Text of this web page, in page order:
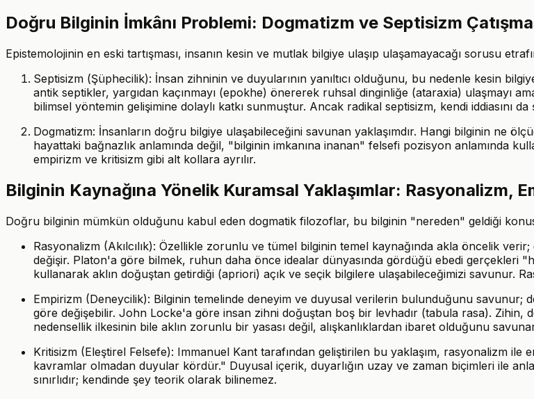
Doğru Bilginin İmkânı Problemi: Dogmatizm ve Septisizm
Epistemolojinin en eski tartışması, insanın kesin ve mutlak bilgiye ulaşıp ulaşamayacağı sorusu
Septisizm (Şüphecilik): İnsan zihninin ve duyularının yanıltıcı olduğunu, bu nedenle kesin
antik septikler, yargıdan kaçınmayı (epokhe) önererek ruhsal dinginliğe (ataraxia) ulaşmayı
bilimsel yöntemin gelişimine dolaylı katkı sunmuştur. Ancak radikal septisizm, kendi iddiasını
Dogmatizm: İnsanların doğru bilgiye ulaşabileceğini savunan yaklaşımdır. Hangi bilginin ne
hayattaki bağnazlık anlamında değil, "bilginin imkanına inanan" felsefi pozisyon anlamında
empirizm ve kritisizm gibi alt kollara ayrılır.
Bilginin Kaynağına Yönelik Kuramsal Yaklaşımlar: Rasyonalizm,
Doğru bilginin mümkün olduğunu kabul eden dogmatik filozoflar, bu bilginin "nereden" geldiği
Rasyonalizm (Akılcılık): Özellikle zorunlu ve tümel bilginin temel kaynağında akla öncelik
değişir. Platon'a göre bilmek, ruhun daha önce idealar dünyasında gördüğü ebedi gerçekleri
kullanarak aklın doğuştan getirdiği (apriori) açık ve seçik bilgilere ulaşabileceğimizi savunur.
Empirizm (Deneycilik): Bilginin temelinde deneyim ve duyusal verilerin bulunduğunu
göre değişebilir. John Locke'a göre insan zihni doğuştan boş bir levhadır (tabula rasa). Zihin,
nedensellik ilkesinin bile aklın zorunlu bir yasası değil, alışkanlıklardan ibaret olduğunu
Kritisizm (Eleştirel Felsefe): Immanuel Kant tarafından geliştirilen bu yaklaşım, rasyonalizm
kavramlar olmadan duyular kördür." Duyusal içerik, duyarlığın uzay ve zaman biçimleri ile
sınırlıdır; kendinde şey teorik olarak bilinemez.